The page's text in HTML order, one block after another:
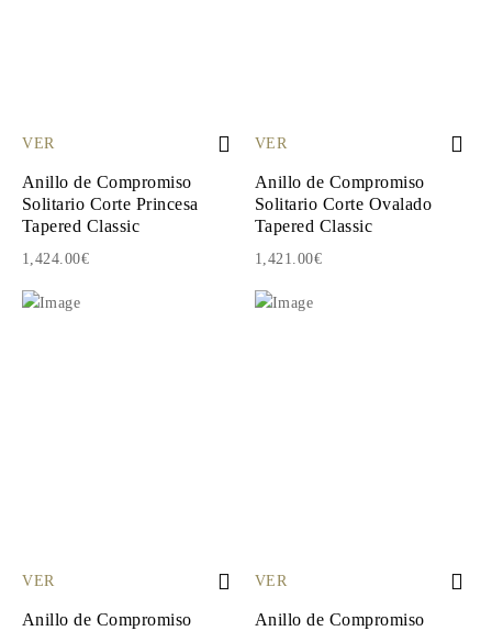
VER
Anillo de Compromiso
Solitario Corte Princesa
Tapered Classic
1,424.00€
VER
Anillo de Compromiso
Solitario Corte Ovalado
Tapered Classic
1,421.00€
VER
Anillo de Compromiso
VER
Anillo de Compromiso